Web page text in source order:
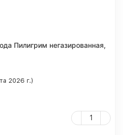
Пилигрим негазированная,
2026 г.)